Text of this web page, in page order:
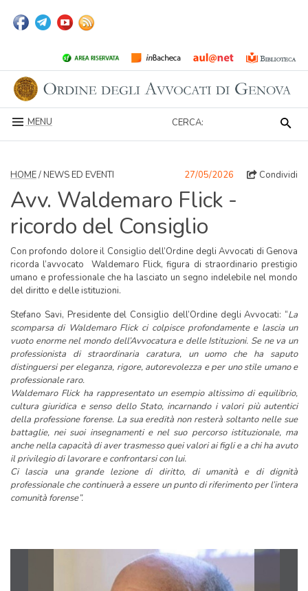
MENU CERCA:
HOME/ NEWS ED EVENTI 27/05/2026 Condividi
Avv. Waldemaro Flick -
ricordo del Consiglio
Con profondo dolore il Consiglio dell’Ordine degli Avvocati di Genova
ricorda l’avvocato Waldemaro Flick, figura di straordinario prestigio
umano e professionale che ha lasciato un segno indelebile nel mondo
del diritto e delle istituzioni.
Stefano Savi, Presidente del Consiglio dell’Ordine degli Avvocati: “La
scomparsa di Waldemaro Flick ci colpisce profondamente e lascia un
vuoto enorme nel mondo dell’Avvocatura e delle Istituzioni. Se ne va un
professionista di straordinaria caratura, un uomo che ha saputo
distinguersi per eleganza, rigore, autorevolezza e per uno stile umano e
professionale raro.
Waldemaro Flick ha rappresentato un esempio altissimo di equilibrio,
cultura giuridica e senso dello Stato, incarnando i valori più autentici
della professione forense. La sua eredità non resterà soltanto nelle sue
battaglie, nei suoi insegnamenti e nel suo percorso istituzionale, ma
anche nella capacità di aver trasmesso quei valori ai figli e a chi ha avuto
il privilegio di lavorare e confrontarsi con lui.
Ci lascia una grande lezione di diritto, di umanità e di dignità
professionale che continuerà a essere un punto di riferimento per l’intera
comunità forense”.